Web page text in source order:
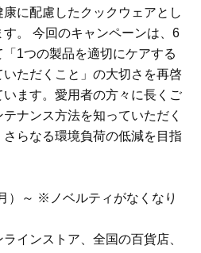
に配慮したクックウェアとし
。 今回のキャンペーンは、6
1つの製品を適切にケアする
ただくこと」の大切さを再啓
ます。愛用者の方々に長くご
ナンス方法を知っていただく
らなる環境負荷の低減を目指
）～ ※ノベルティがなくなり
インストア、全国の百貨店、